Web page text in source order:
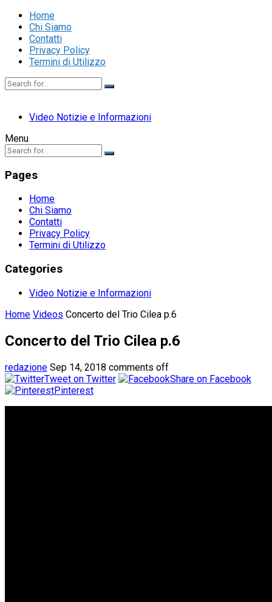
Home
Chi Siamo
Contatti
Privacy Policy
Termini di Utilizzo
Video Notizie e Informazioni
Menu
Pages
Home
Chi Siamo
Contatti
Privacy Policy
Termini di Utilizzo
Categories
Video Notizie e Informazioni
Home Videos Concerto del Trio Cilea p.6
Concerto del Trio Cilea p.6
redazione Sep 14, 2018 comments off
Tweet on Twitter
Share on Facebook
Pinterest